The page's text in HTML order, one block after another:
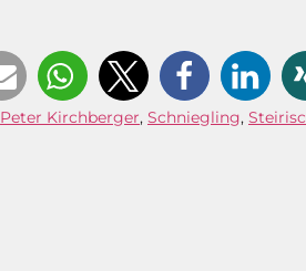
Peter Kirchberger, Schniegling,